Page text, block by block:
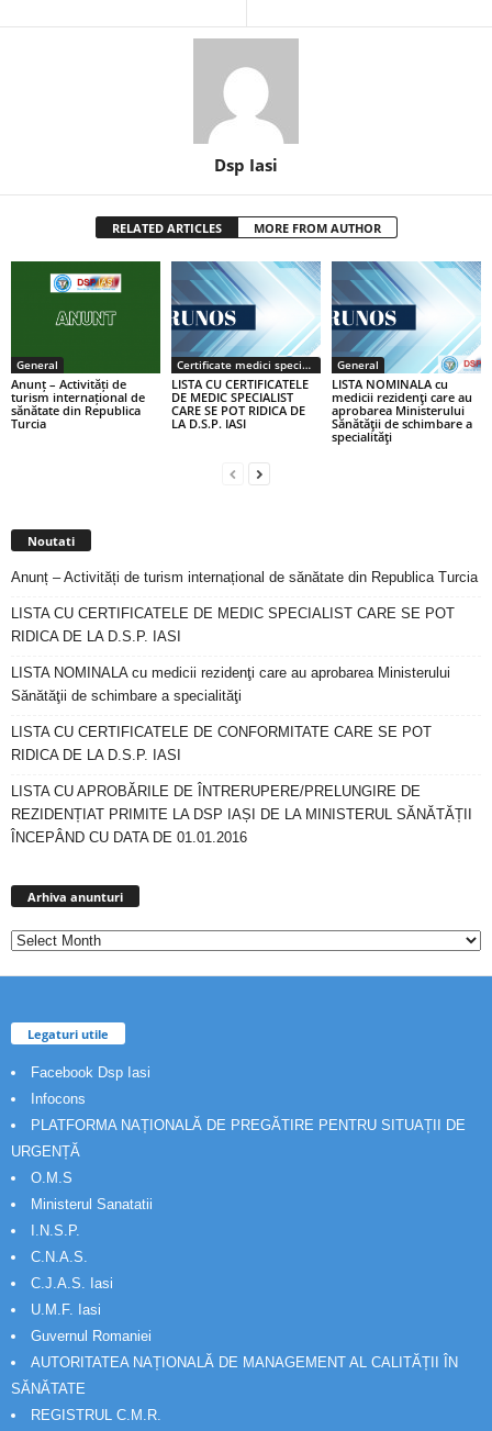
Dsp Iasi
RELATED ARTICLES MORE FROM AUTHOR
General
Anunț – Activități de
turism internațional de
sănătate din Republica
Turcia
Certificate medici specialiști / primari
LISTA CU CERTIFICATELE
DE MEDIC SPECIALIST
CARE SE POT RIDICA DE
LA D.S.P. IASI
General
LISTA NOMINALA cu
medicii rezidenţi care au
aprobarea Ministerului
Sănătăţii de schimbare a
specialităţi
Noutati
Anunț – Activități de turism internațional de sănătate din Republica Turcia
LISTA CU CERTIFICATELE DE MEDIC SPECIALIST CARE SE POT
RIDICA DE LA D.S.P. IASI
LISTA NOMINALA cu medicii rezidenţi care au aprobarea Ministerului
Sănătăţii de schimbare a specialităţi
LISTA CU CERTIFICATELE DE CONFORMITATE CARE SE POT
RIDICA DE LA D.S.P. IASI
LISTA CU APROBĂRILE DE ÎNTRERUPERE/PRELUNGIRE DE
REZIDENȚIAT PRIMITE LA DSP IAȘI DE LA MINISTERUL SĂNĂTĂȚII
ÎNCEPÂND CU DATA DE 01.01.2016
Arhiva anunturi
Legaturi utile
Facebook Dsp Iasi
Infocons
PLATFORMA NAȚIONALĂ DE PREGĂTIRE PENTRU SITUAȚII DE
URGENȚĂ
O.M.S
Ministerul Sanatatii
I.N.S.P.
C.N.A.S.
C.J.A.S. Iasi
U.M.F. Iasi
Guvernul Romaniei
AUTORITATEA NAȚIONALĂ DE MANAGEMENT AL CALITĂȚII ÎN
SĂNĂTATE
REGISTRUL C.M.R.